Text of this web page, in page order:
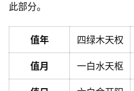
此部分。
值年 四绿木天权
值月 一白水天枢